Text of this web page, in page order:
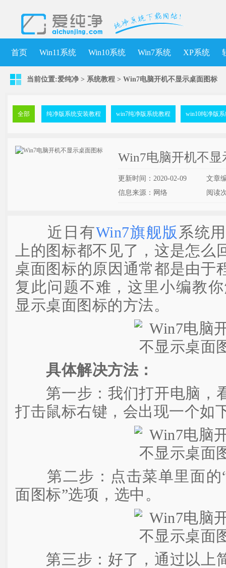
首页 Win11系统 Win10系统 Win7系统 XP系统
当前位置:爱纯净 > 系统教程 > Win7电脑开机不显示桌面图标
全部 纯净版系统安装教程 win7纯净版系统教程 win10纯净版
Win7电脑开机不显
更新时间：2020-02-09
文章
信息来源：网络
阅读
近日有Win7旗舰版 系统
上的图标都不见了，这是怎么
桌面图标的原因通常都是由于
复此问题不难，这里小编教
显示桌面图标的方法。
具体解决方法：
第一步：我们打开电脑，
打击鼠标右键，会出现一个如
第二步：点击菜单里面的“
面图标”选项，选中。
第三步：好了，通过以上